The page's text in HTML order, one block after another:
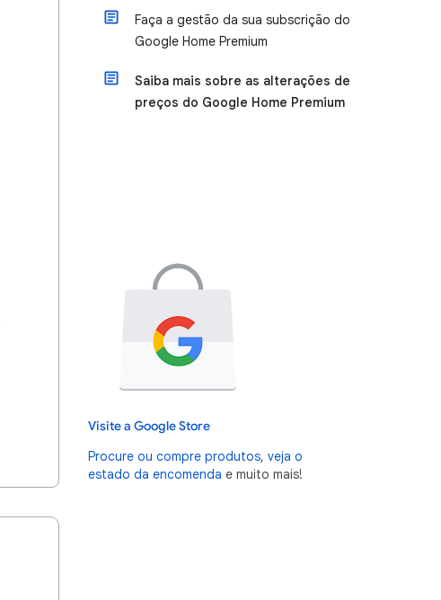
Faça a gestão da sua subscrição do
Google Home Premium
Saiba mais sobre as alterações de
preços do Google Home Premium
Visite a Google Store
Procure ou compre produtos, veja o
estado da encomenda e muito mais!